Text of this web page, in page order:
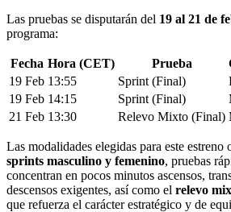
Las pruebas se disputarán del 19 al 21 de
programa:
Fecha Hora (CET) Prueba
19 Feb 13:55 Sprint (Final)
19 Feb 14:15 Sprint (Final)
21 Feb 13:30 Relevo Mixto (Final)
Las modalidades elegidas para este estreno
sprints masculino y femenino, pruebas
concentran en pocos minutos ascensos,
descensos exigentes, así como el relevo
que refuerza el carácter estratégico y de